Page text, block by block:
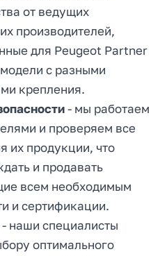
от ведущих
производителей,
для Peugeot Partner
с разными
крепления.
- мы работаем
и проверяем все
их продукции, что
и продавать
всем необходимым
и сертификации.
- наши специалисты
оптимального